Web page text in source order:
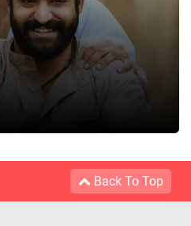
Back To Top